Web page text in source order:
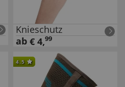
Knieschutz
ab € 4,99
4.5